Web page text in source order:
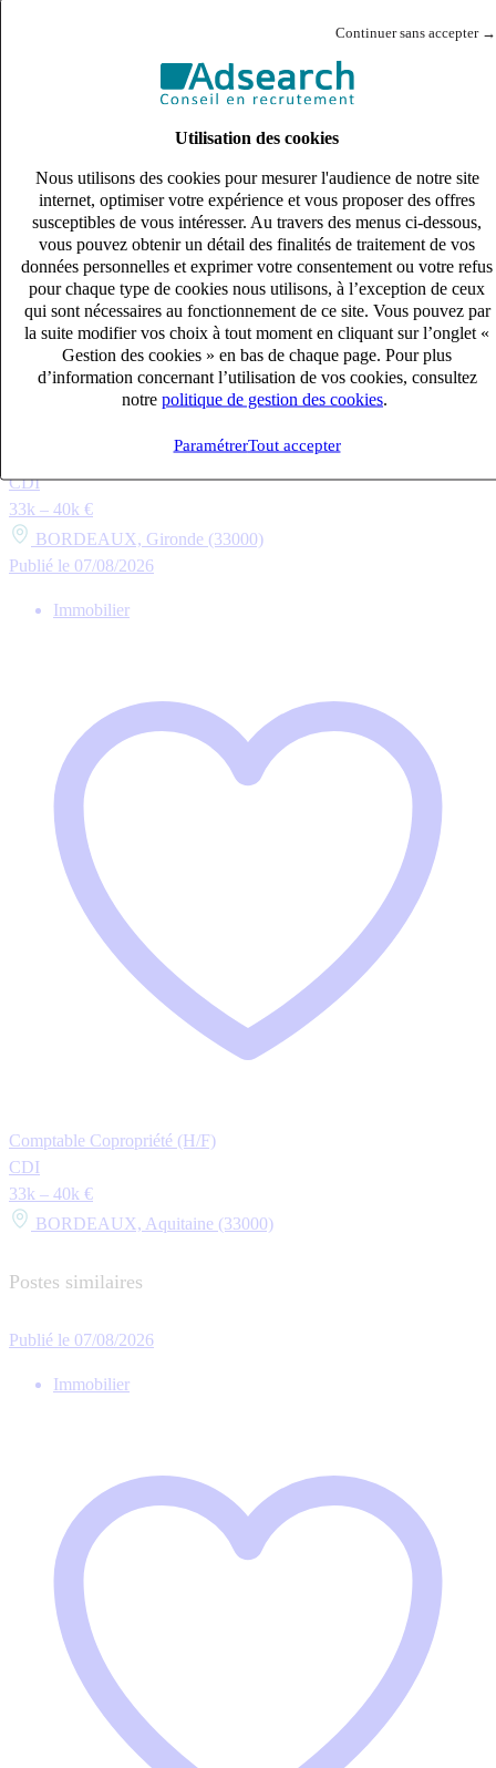
Continuer sans accepter →
Utilisation des cookies
Nous utilisons des cookies pour mesurer l'audience de notre site
internet, optimiser votre expérience et vous proposer des offres
susceptibles de vous intéresser. Au travers des menus ci-dessous,
vous pouvez obtenir un détail des finalités de traitement de vos
données personnelles et exprimer votre consentement ou votre refus
pour chaque type de cookies nous utilisons, à l’exception de ceux
qui sont nécessaires au fonctionnement de ce site. Vous pouvez par
la suite modifier vos choix à tout moment en cliquant sur l’onglet «
Gestion des cookies » en bas de chaque page. Pour plus
d’information concernant l’utilisation de vos cookies, consultez
notre politique de gestion des cookies
ParamétrerTout accepter
Comptable Copropriété (H/F)
CDI
33k – 40k €
BORDEAUX, Gironde (33000)
Publié le 07/08/2026
Immobilier
Comptable Copropriété (H/F)
CDI
33k – 40k €
BORDEAUX, Aquitaine (33000)
Postes similaires
Publié le 07/08/2026
Immobilier